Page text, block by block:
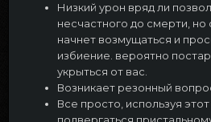
Низкий урон вряд ли
несчастного до смерти, но
начнет возмущаться и
избиение. вероятно
укрыться от вас.
Возникает резонный
Все просто, используя